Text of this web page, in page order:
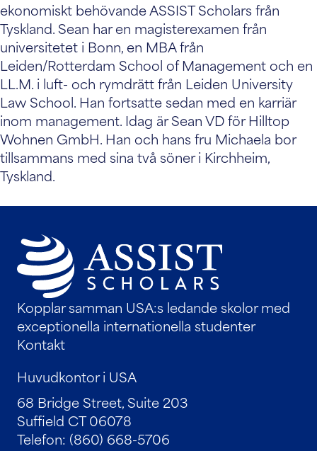
ekonomiskt behövande ASSIST Scholars från
Tyskland. Sean har en magisterexamen från
universitetet i Bonn, en MBA från
Leiden/Rotterdam School of Management och en
LL.M. i luft- och rymdrätt från Leiden University
Law School. Han fortsatte sedan med en karriär
inom management. Idag är Sean VD för Hilltop
Wohnen GmbH. Han och hans fru Michaela bor
tillsammans med sina två söner i Kirchheim,
Tyskland.
Kopplar samman USA:s ledande skolor med
exceptionella internationella studenter
Kontakt
Huvudkontor i USA
68 Bridge Street, Suite 203
Suffield CT 06078
Telefon: (860) 668-5706